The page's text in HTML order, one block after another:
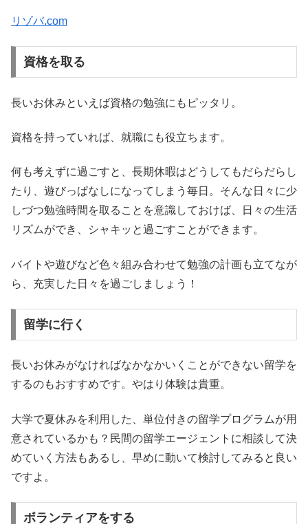
リゾバ.com
資格を取る
長いお休みといえば資格の勉強にもピッタリ。
資格を持っていれば、就職にも役立ちます。
何も考えずに過ごすと、長期休暇はどうしてもだらだらし
たり、遊びっぱなしになってしまう毎日。そんな日々に少
しづつ勉強時間を取ることを意識しておけば、日々の生活
リズムができ、シャキッと過ごすことができます。
バイトや遊びなど色々組み合わせて勉強の計画も立てなが
ら、充実した日々を過ごしましょう！
留学に行く
長いお休みがなければなかなかいくことができない留学を
するのもおすすめです。やはり体験は貴重。
大学で夏休みを利用した、単位付きの留学プログラムが用
意されているかも？民間の留学エージェントに相談して決
めていく方法もあるし、早めに動いて検討してみると良い
ですよ。
ボランティアをする